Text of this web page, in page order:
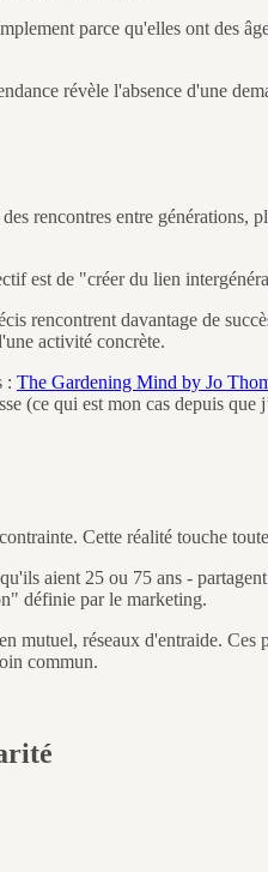
parce qu'elles ont des
révèle l'absence d'une
rencontres entre générations,
est de "créer du lien
rencontrent davantage de
activité concrète.
: The Gardening Mind by Jo
(ce qui est mon cas depuis
Cette réalité touche
aient 25 ou 75 ans -
définie par le marketing.
réseaux d'entraide.
commun.